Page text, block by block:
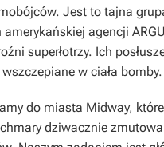
Jest to tajna
agencji
superłotrzy. Ich
w ciała bomby.
do miasta Midway,
dziwacznie